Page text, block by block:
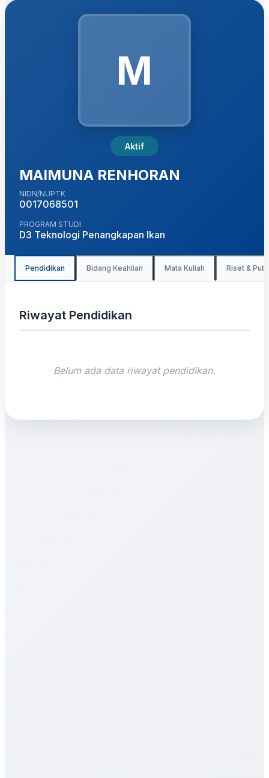
M
Aktif
MAIMUNA RENHORAN
NIDN/NUPTK
0017068501
PROGRAM STUDI
D3 Teknologi Penangkapan Ikan
Pendidikan Bidang Keahlian Mata Kuliah Riset &
Riwayat Pendidikan
Belum ada data riwayat pendidikan.